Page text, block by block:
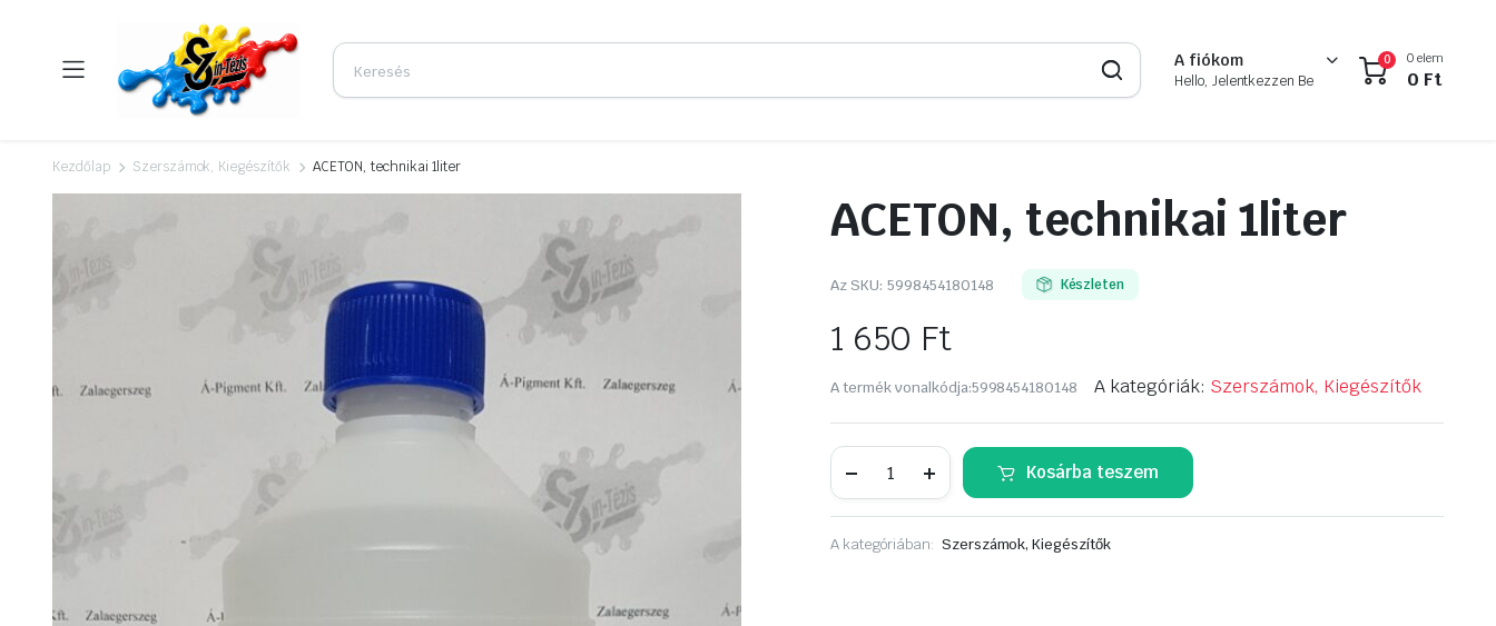
A fiókom
Hello, Jelentkezzen Be
0 0 elem
0 Ft
Kezdőlap Szerszámok, Kiegészítők ACETON, technikai 1liter
ACETON, technikai 1liter
Az SKU: 5998454180148 Készleten
1 650 Ft
A termék vonalkódja:5998454180148 A kategóriák: Szerszámok, Kiegészítők
technikai
mennyiség
Kosárba teszem
A kategóriában: Szerszámok, Kiegészítők